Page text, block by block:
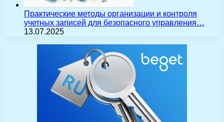
Практические методы организации и контроля
учетных записей для безопасного управления…
13.07.2025